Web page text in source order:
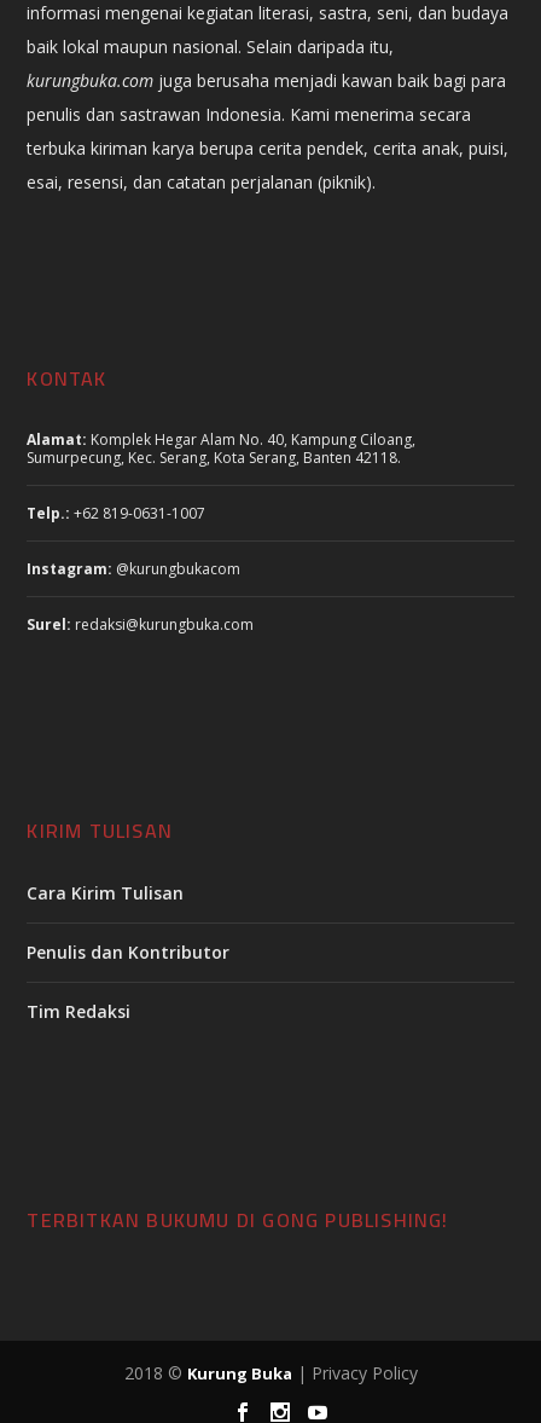
informasi mengenai kegiatan literasi, sastra, seni, dan budaya
baik lokal maupun nasional. Selain daripada itu,
kurungbuka.com juga berusaha menjadi kawan baik bagi para
penulis dan sastrawan Indonesia. Kami menerima secara
terbuka kiriman karya berupa cerita pendek, cerita anak, puisi,
esai, resensi, dan catatan perjalanan (piknik).
KONTAK
Alamat: Komplek Hegar Alam No. 40, Kampung Ciloang,
Sumurpecung, Kec. Serang, Kota Serang, Banten 42118.
Telp.: +62 819-0631-1007
Instagram: @kurungbukacom
Surel: redaksi@kurungbuka.com
KIRIM TULISAN
Cara Kirim Tulisan
Penulis dan Kontributor
Tim Redaksi
TERBITKAN BUKUMU DI GONG PUBLISHING!
2018 © Kurung Buka | Privacy Policy